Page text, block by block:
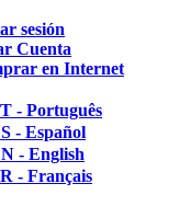
sesión
Cuenta
en Internet
- Português
- Español
- English
- Français